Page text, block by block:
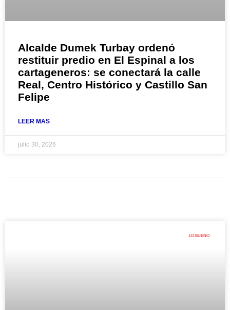
Alcalde Dumek Turbay ordenó
restituir predio en El Espinal a los
cartageneros: se conectará la calle
Real, Centro Histórico y Castillo San
Felipe
LEER MAS
julio 30, 2026
LO BUENO